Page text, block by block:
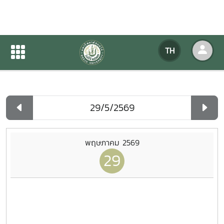
TH
ปฏิทินกิจกรรมของหน่วยงาน
ปฏิทินกิจกรรมของหน่วยงาน
พฤษภาคม 2569
29